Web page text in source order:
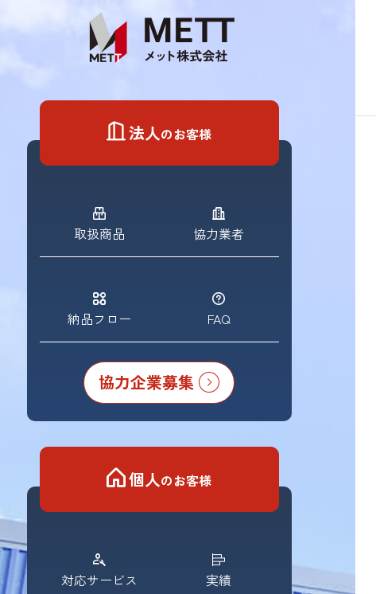
to
法人のお客様
取扱商品 協力業者
納品フロー FAQ
協力企業募集
個人のお客様
対応サービス 実績